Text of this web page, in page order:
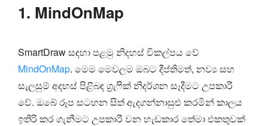
1. MindOnMap
SmartDraw සඳහා පළමු නිදහස් විකල්පය වේ
MindOnMap. මෙම මෙවලම ඔබට දීප්තිමත්, නව්‍ය සහ
සැලසුම් අදහස් පිළිබඳ ග්‍රැෆික් නිදර්ශන සෑදීමට උපකාරී
වේ. ඔබේ රූප සටහන සිත් ඇදගන්නාසුළු කරමින් කාලය
ඉතිරි කර ගැනීමට උපකාරී වන හැඩකාර තේමා එකතුවක්